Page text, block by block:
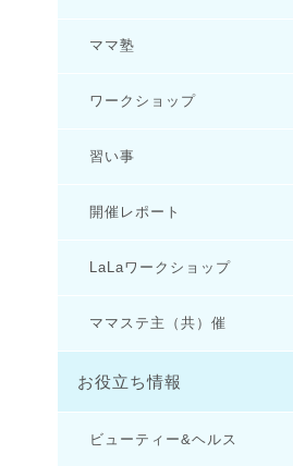
ママ塾
ワークショップ
習い事
開催レポート
LaLaワークショップ
ママステ主（共）催
お役立ち情報
ビューティー&ヘルス